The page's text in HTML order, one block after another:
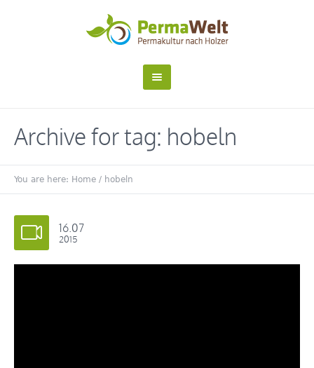
Archive for tag: hobeln
You are here: Home / hobeln
16.07
2015